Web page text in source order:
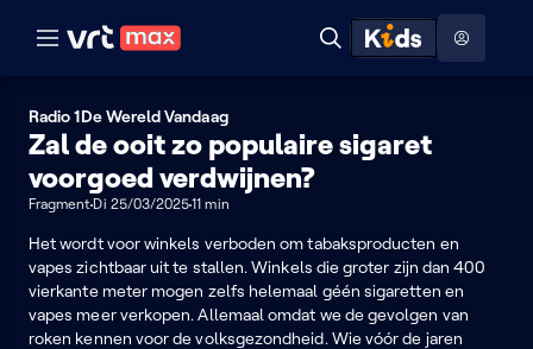
Naar hoofdinhoud Naar audiodescriptie Naar help
Zoeken
ontdekken
Radio 1De Wereld Vandaag
Zal de ooit zo populaire sigaret
voorgoed verdwijnen?
FragmentDi 25/03/202511 min
Het wordt voor winkels verboden om tabaksproducten en
vapes zichtbaar uit te stallen. Winkels die groter zijn dan 400
vierkante meter mogen zelfs helemaal géén sigaretten en
vapes meer verkopen. Allemaal omdat we de gevolgen van
roken kennen voor de volksgezondheid. Wie vóór de jaren